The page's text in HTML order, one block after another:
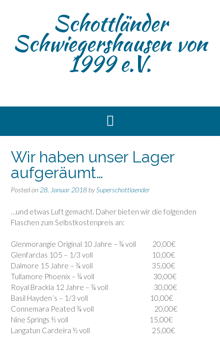
Schottländer
Schwiegershausen von
1999 e.V.
Wir haben unser Lager
aufgeräumt…
Posted on 28. Januar 2018 bySuperschottlaender
…und etwas Luft gemacht. Daher bieten wir die folgenden
Flaschen zum Selbstkostenpreis an:
Glenmorangie Original 10 Jahre – ¾ voll 20,00€
Glenfarclas 105 – 1/3 voll 10,00€
Dalmore 15 Jahre – ¾ voll 35,00€
Tullamore Phoenix – ¾ voll 30,00€
Royal Brackla 12 Jahre – ¾ voll 30,00€
Basil Hayden´s – 1/3 voll 10,00€
Connemara Peated ¾ voll 20,00€
Nine Springs ½ voll 15,00€
Langatun Cardeira ½ voll 25,00€